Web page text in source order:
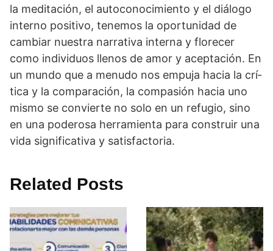
la meditación, el autoconocimiento y el diálogo
interno positivo, tenemos la oportunidad de
cambiar nuestra narrativa interna y florecer
como individuos llenos de amor y aceptación. En
un mundo que a menudo nos empuja hacia la crí­
tica y la comparación, la compasión hacia uno
mismo se convierte no solo en un refugio, sino
en una poderosa herramienta para construir una
vida significativa y satisfactoria.
Related Posts